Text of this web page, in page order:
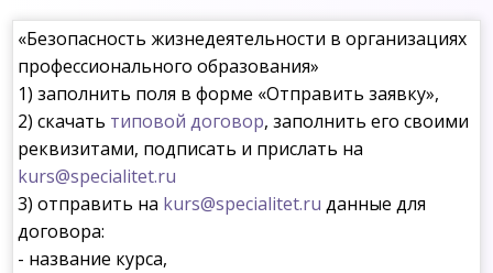
«Безопасность жизнедеятельности в организациях
профессионального образования»
1) заполнить поля в форме «Отправить заявку»,
2) скачать типовой договор, заполнить его своими
реквизитами, подписать и прислать на
kurs@specialitet.ru
3) отправить на kurs@specialitet.ru данные для
договора:
- название курса,